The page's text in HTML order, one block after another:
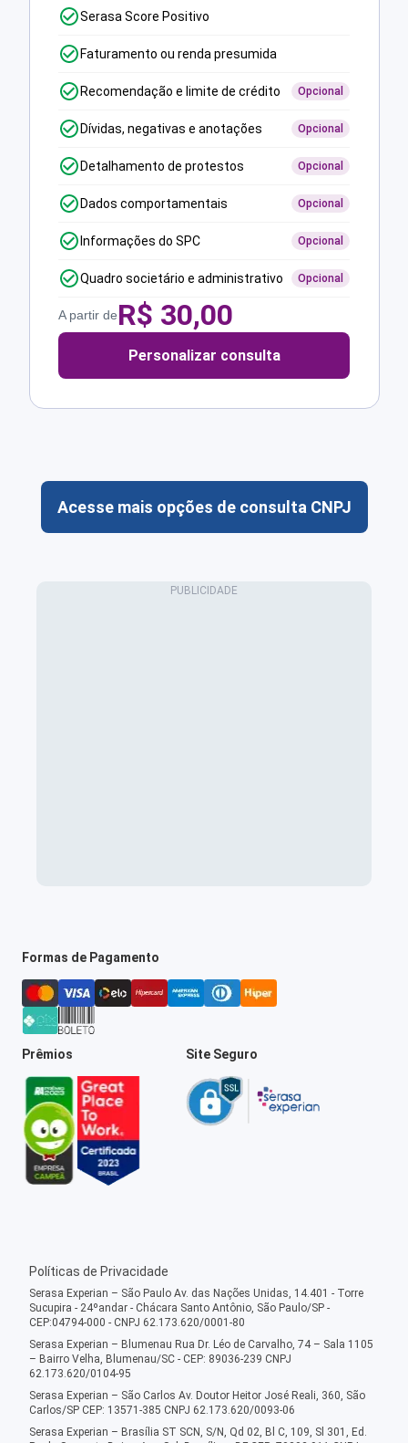
Serasa Score Positivo
Faturamento ou renda presumida
Recomendação e limite de crédito Opcional
Dívidas, negativas e anotações Opcional
Detalhamento de protestos Opcional
Dados comportamentais Opcional
Informações do SPC Opcional
Quadro societário e administrativo Opcional
A partir deR$ 30,00
Personalizar consulta
Acesse mais opções de consulta CNPJ
Formas de Pagamento
Prêmios Site Seguro
Políticas de Privacidade
Serasa Experian – São Paulo Av. das Nações Unidas, 14.401 - Torre
Sucupira - 24ºandar - Chácara Santo Antônio, São Paulo/SP -
CEP:04794-000 - CNPJ 62.173.620/0001-80
Serasa Experian – Blumenau Rua Dr. Léo de Carvalho, 74 – Sala 1105
– Bairro Velha, Blumenau/SC - CEP: 89036-239 CNPJ
62.173.620/0104-95
Serasa Experian – São Carlos Av. Doutor Heitor José Reali, 360, São
Carlos/SP CEP: 13571-385 CNPJ 62.173.620/0093-06
Serasa Experian – Brasília ST SCN, S/N, Qd 02, Bl C, 109, Sl 301, Ed.